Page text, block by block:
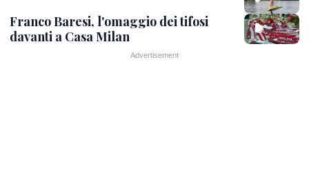
Franco Baresi, l'omaggio dei tifosi
davanti a Casa Milan